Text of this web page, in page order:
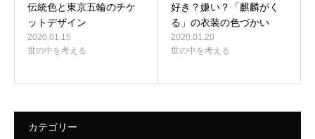
伝統色と東京五輪のチケ
ットデザイン
2020.01.15
世の中を考える
好き？嫌い？「麒麟がく
る」の衣装の色づかい
2020.01.20
世の中を考える
カテゴリー